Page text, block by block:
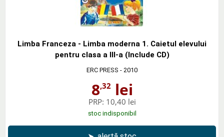
Limba Franceza - Limba moderna 1. Caietul elevului
pentru clasa a III-a (Include CD)
ERC PRESS - 2010
8,32lei
PRP: 10,40 lei
stoc indisponibil